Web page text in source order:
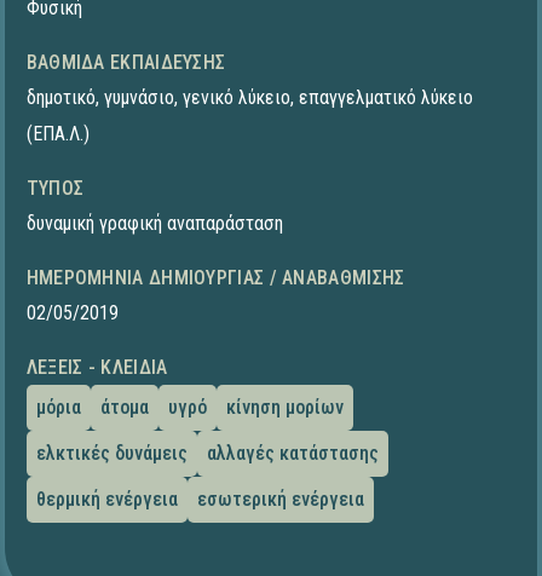
Φυσική
ΒΑΘΜΊΔΑ ΕΚΠΑΊΔΕΥΣΗΣ
δημοτικό, γυμνάσιο, γενικό λύκειο, επαγγελματικό λύκειο
(ΕΠΑ.Λ.)
ΤΎΠΟΣ
δυναμική γραφική αναπαράσταση
ΗΜΕΡΟΜΗΝΊΑ ΔΗΜΙΟΥΡΓΊΑΣ / ΑΝΑΒΆΘΜΙΣΗΣ
02/05/2019
ΛΈΞΕΙΣ - ΚΛΕΙΔΙΆ
μόρια
άτομα υγρό
κίνηση μορίων
ελκτικές δυνάμεις
αλλαγές κατάστασης
θερμική ενέργεια
εσωτερική ενέργεια